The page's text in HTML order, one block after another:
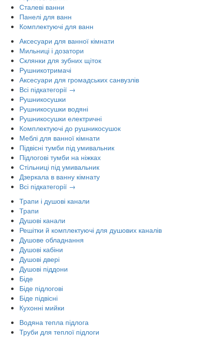
Сталеві ванни
Панелі для ванн
Комплектуючі для ванн
Аксесуари для ванної кімнати
Мильниці і дозатори
Склянки для зубних щіток
Рушникотримачі
Аксесуари для громадських санвузлів
Всі підкатегорії →
Рушникосушки
Рушникосушки водяні
Рушникосушки електричні
Комплектуючі до рушникосушок
Меблі для ванної кімнати
Підвісні тумби під умивальник
Підлогові тумби на ніжках
Стільниці під умивальник
Дзеркала в ванну кімнату
Всі підкатегорії →
Трапи і душові канали
Трапи
Душові канали
Решітки й комплектуючі для душових каналів
Душове обладнання
Душові кабіни
Душові двері
Душові піддони
Біде
Біде підлогові
Біде підвісні
Кухонні мийки
Водяна тепла підлога
Труби для теплої підлоги